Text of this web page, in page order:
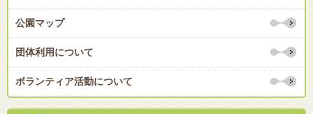
公園マップ
団体利用について
ボランティア活動について